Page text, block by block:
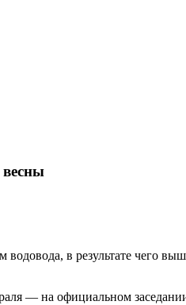
весны
в результате чего
— на официальном